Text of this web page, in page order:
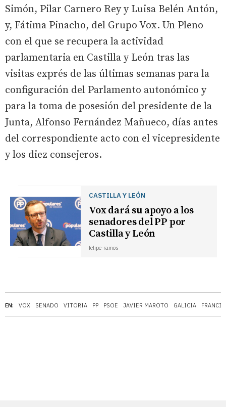
EN: VOX SENADO VITORIA PP PSOE JAVIER MAROTO GALICIA
Simón, Pilar Carnero Rey y Luisa Belén Antón,
y, Fátima Pinacho, del Grupo Vox. Un Pleno
con el que se recupera la actividad
parlamentaria en Castilla y León tras las
visitas exprés de las últimas semanas para la
configuración del Parlamento autonómico y
para la toma de posesión del presidente de la
Junta, Alfonso Fernández Mañueco, días antes
del correspondiente acto con el vicepresidente
y los diez consejeros.
CASTILLA Y LEÓN
Vox dará su apoyo a los
senadores del PP por
Castilla y León
felipe-ramos